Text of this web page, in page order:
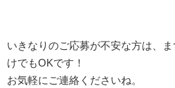
いきなりのご応募が不安な方は、
けでもOKです！
お気軽にご連絡くださいね。